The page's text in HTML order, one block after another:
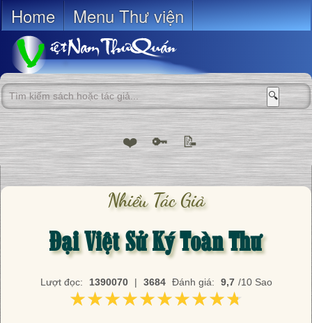
Home Menu Thư viện
🔍
❤️ 🔑 📝
Nhiều Tác Giả
Đại Việt Sử Ký Toàn Thư
Lượt đọc: 1390070 | 3684 Đánh giá: 9,7 /10 Sao
★★★★★★★★★★
★★★★★★★★★★